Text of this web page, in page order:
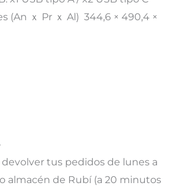
(An ｘ Pr ｘ Al) 344,6 × 490,4 ×
tus pedidos de lunes a
almacén de Rubí (a 20 minutos